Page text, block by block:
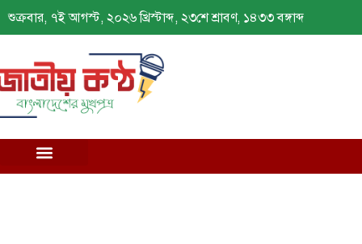
শুক্রবার, ৭ই আগস্ট, ২০২৬ খ্রিস্টাব্দ, ২৩শে শ্রাবণ, ১৪৩৩ বঙ্গাব্দ